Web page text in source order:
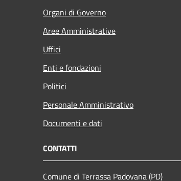
Organi di Governo
Aree Amministrative
Uffici
Enti e fondazioni
Politici
Personale Amministrativo
Documenti e dati
CONTATTI
Comune di Terrassa Padovana (PD)